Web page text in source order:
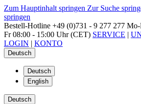
Zum Hauptinhalt springen Zur Suche
springen
Bestell-Hotline +49 (0)731 - 9 277 277 Mo-
Fr 08:00 - 15:00 Uhr (CET) SERVICE |
LOGIN | KONTO
Deutsch
Deutsch
English
Deutsch